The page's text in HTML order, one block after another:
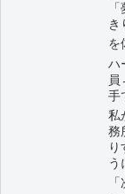
き
を
ハ
員
手
私
務
う